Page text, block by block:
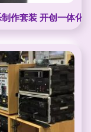
作套装 开创一体化